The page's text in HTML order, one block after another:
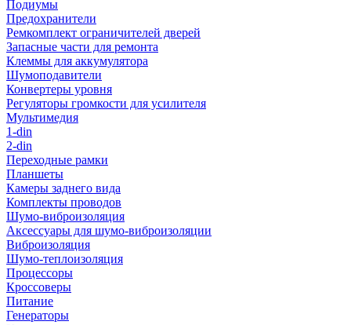
Подиумы
Предохранители
Ремкомплект ограничителей дверей
Запасные части для ремонта
Клеммы для аккумулятора
Шумоподавители
Конвертеры уровня
Регуляторы громкости для усилителя
Мультимедия
1-din
2-din
Переходные рамки
Планшеты
Камеры заднего вида
Комплекты проводов
Шумо-виброизоляция
Аксессуары для шумо-виброизоляции
Виброизоляция
Шумо-теплоизоляция
Процессоры
Кроссоверы
Питание
Генераторы